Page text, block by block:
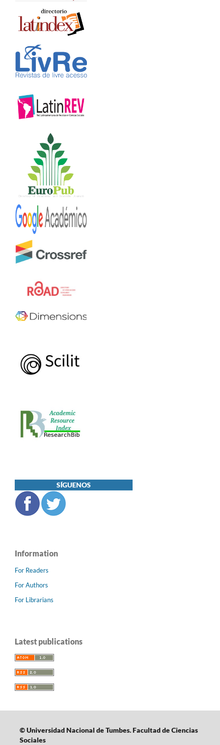
SÍGUENOS
Information
For Readers
For Authors
For Librarians
Latest publications
©Universidad Nacional de Tumbes.Facultad de Ciencias
Sociales